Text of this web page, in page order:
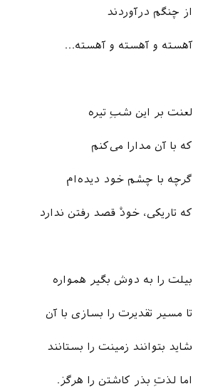
از چنگم درآوردند
آهسته و آهسته و آهسته…
لعنت بر این شبِ تیره
که با آن مدارا می‌کنم
گرچه با چشم خود دیده‌ام
که تاریکی، خودْ قصد رفتن ندارد
بیلت را به دوش بگیر همواره
تا مسیر تقدیرت را بسازی با آن
شاید بتوانند زمینت را بستانند
اما لذتِ بذر کاشتن را هرگز.